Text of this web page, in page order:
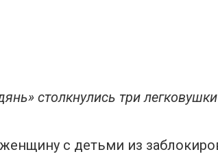
столкнулись три легковушки